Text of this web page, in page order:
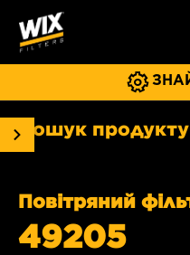
Пошук продукту
Повітряний
49205